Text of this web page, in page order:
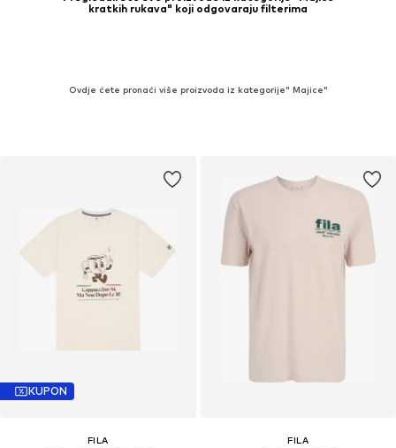
kratkih rukava" koji odgovaraju filterima
Ovdje ćete pronaći više proizvoda iz kategorije" Majice"
KUPON
FILA
FILA